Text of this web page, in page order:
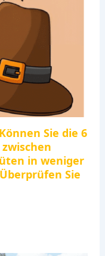
Sie die 6
in weniger
Sie